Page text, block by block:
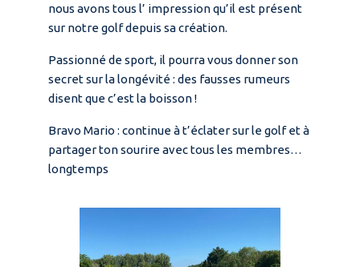
nous avons tous l’ impression qu’il est présent
sur notre golf depuis sa création.
Passionné de sport, il pourra vous donner son
secret sur la longévité : des fausses rumeurs
disent que c’est la boisson !
Bravo Mario : continue à t’éclater sur le golf et à
partager ton sourire avec tous les membres…
longtemps